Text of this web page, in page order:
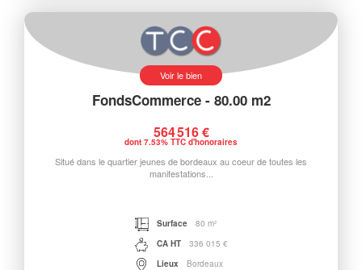
Voir le bien
FondsCommerce - 80.00 m2
564 516 €
dont 7.53% TTC d'honoraires
Situé dans le quartier jeunes de bordeaux au coeur de toutes les
manifestations...
Surface
80 m²
CA HT
336 015 €
Lieux
Bordeaux